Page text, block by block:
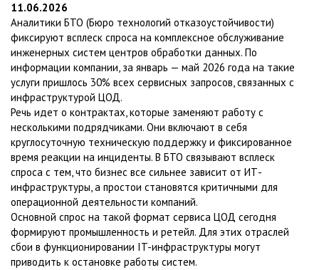
11.06.2026
Аналитики БТО (Бюро технологий отказоустойчивости)
фиксируют всплеск спроса на комплексное обслуживание
инженерных систем центров обработки данных. По
информации компании, за январь — май 2026 года на такие
услуги пришлось 30% всех сервисных запросов, связанных с
инфраструктурой ЦОД.
Речь идет о контрактах, которые заменяют работу с
несколькими подрядчиками. Они включают в себя
круглосуточную техническую поддержку и фиксированное
время реакции на инциденты. В БТО связывают всплеск
спроса с тем, что бизнес все сильнее зависит от ИТ-
инфраструктуры, а простои становятся критичными для
операционной деятельности компаний.
Основной спрос на такой формат сервиса ЦОД сегодня
формируют промышленность и ретейл. Для этих отраслей
сбои в функционировании IT-инфраструктуры могут
приводить к остановке работы систем.